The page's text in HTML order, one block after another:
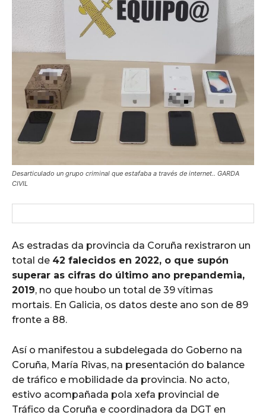
Desarticulado un grupo criminal que estafaba a través de internet.. GARDA
CIVIL
As estradas da provincia da Coruña rexistraron un
total de 42 falecidos en 2022, o que supón
superar as cifras do último ano prepandemia,
2019, no que houbo un total de 39 vítimas
mortais. En Galicia, os datos deste ano son de 89
fronte a 88.
Así o manifestou a subdelegada do Goberno na
Coruña, María Rivas, na presentación do balance
de tráfico e mobilidade da provincia. No acto,
estivo acompañada pola xefa provincial de
Tráfico da Coruña e coordinadora da DGT en